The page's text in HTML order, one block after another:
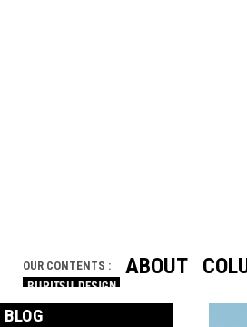
OUR CONTENTS : ABOUT
BLOG